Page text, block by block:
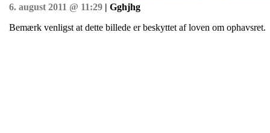
6. august 2011 @ 11:29 | Gghjhg
Bemærk venligst at dette billede er beskyttet af loven om ophavsret.